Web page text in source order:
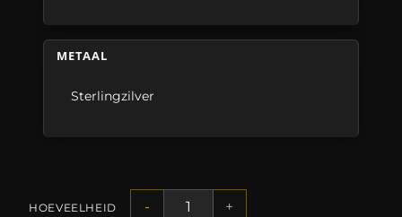
METAAL
Sterlingzilver
HOEVEELHEID - +